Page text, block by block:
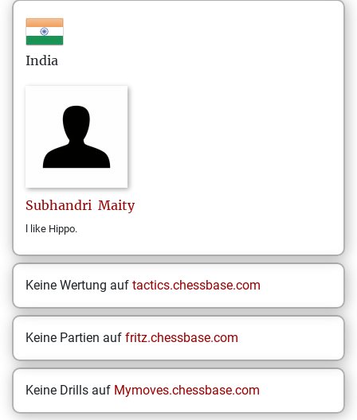
India
Subhandri Maity
l like Hippo.
Keine Wertung auf tactics.chessbase.com
Keine Partien auf fritz.chessbase.com
Keine Drills auf Mymoves.chessbase.com